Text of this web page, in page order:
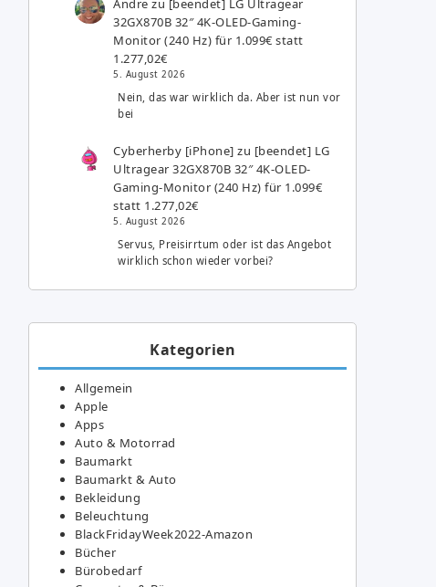
Andre zu [beendet] LG Ultragear
32GX870B 32″ 4K-OLED-Gaming-
Monitor (240 Hz) für 1.099€ statt
1.277,02€
5. August 2026
Nein, das war wirklich da. Aber ist nun vor
bei
Cyberherby [iPhone] zu [beendet] LG
Ultragear 32GX870B 32″ 4K-OLED-
Gaming-Monitor (240 Hz) für 1.099€
statt 1.277,02€
5. August 2026
Servus, Preisirrtum oder ist das Angebot
wirklich schon wieder vorbei?
Kategorien
Allgemein
Apple
Apps
Auto & Motorrad
Baumarkt
Baumarkt & Auto
Bekleidung
Beleuchtung
BlackFridayWeek2022-Amazon
Bücher
Bürobedarf